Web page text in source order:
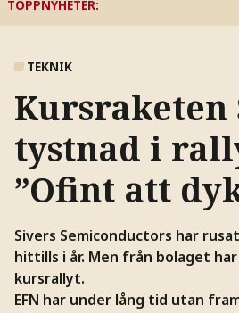
TOPPNYHETER:
TEKNIK
Kursraketen
tystnad i
”Ofint att
Sivers Semiconductors har
hittills i år. Men från bolaget
kursrallyt.
EFN har under lång tid utan